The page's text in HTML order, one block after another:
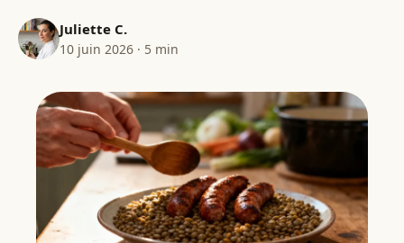
Juliette C.
10 juin 2026 · 5 min